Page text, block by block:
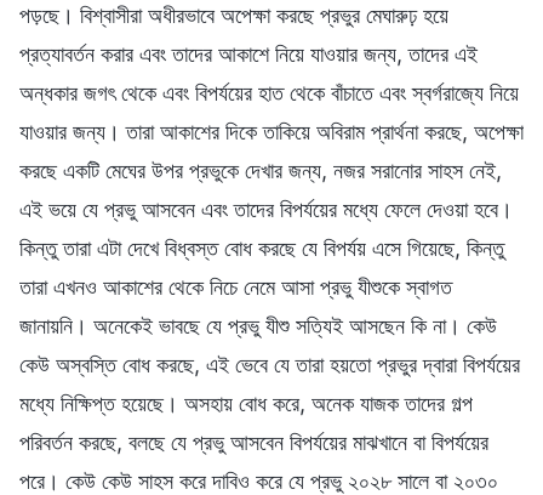
পড়ছে। বিশ্বাসীরা অধীরভাবে অপেক্ষা করছে প্রভুর মেঘারুঢ় হয়ে
প্রত্যাবর্তন করার এবং তাদের আকাশে নিয়ে যাওয়ার জন্য, তাদের এই
অন্ধকার জগৎ থেকে এবং বিপর্যয়ের হাত থেকে বাঁচাতে এবং স্বর্গরাজ্যে নিয়ে
যাওয়ার জন্য। তারা আকাশের দিকে তাকিয়ে অবিরাম প্রার্থনা করছে, অপেক্ষা
করছে একটি মেঘের উপর প্রভুকে দেখার জন্য, নজর সরানোর সাহস নেই,
এই ভয়ে যে প্রভু আসবেন এবং তাদের বিপর্যয়ের মধ্যে ফেলে দেওয়া হবে।
কিন্তু তারা এটা দেখে বিধ্বস্ত বোধ করছে যে বিপর্যয় এসে গিয়েছে, কিন্তু
তারা এখনও আকাশের থেকে নিচে নেমে আসা প্রভু যীশুকে স্বাগত
জানায়নি। অনেকেই ভাবছে যে প্রভু যীশু সত্যিই আসছেন কি না। কেউ
কেউ অস্বস্তি বোধ করছে, এই ভেবে যে তারা হয়তো প্রভুর দ্বারা বিপর্যয়ের
মধ্যে নিক্ষিপ্ত হয়েছে। অসহায় বোধ করে, অনেক যাজক তাদের গল্প
পরিবর্তন করছে, বলছে যে প্রভু আসবেন বিপর্যয়ের মাঝখানে বা বিপর্যয়ের
পরে। কেউ কেউ সাহস করে দাবিও করে যে প্রভু ২০২৮ সালে বা ২০৩০